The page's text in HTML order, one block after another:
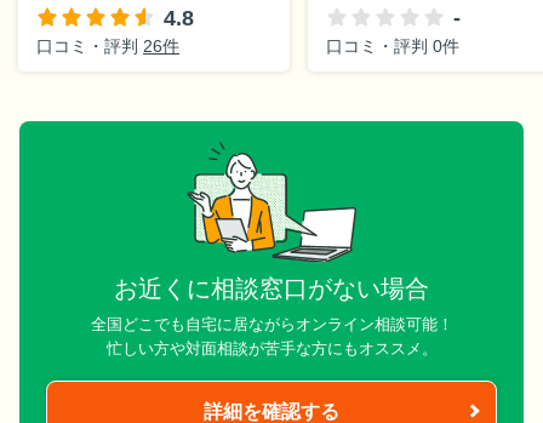
4.8
口コミ・評判 26件
-
口コミ・評判 0件
お近くに相談窓口がない場合
全国どこでも自宅に居ながらオンライン相談可能！
忙しい方や対面相談が苦手な方にもオススメ。
詳細を確認する